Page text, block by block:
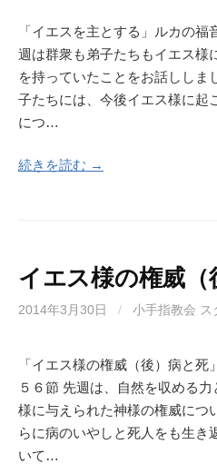
「イエスを主とする」ルカの
週は群衆も弟子たちもイエス様
を持っていたことをお話ししま
子たちには、今後イエス様に起
につ…
続きを読む →
イエス様の権威（
2014年3月30日 / 小手指教会 ス
「イエス様の権威（後）病と
５６節 先週は、自然を収める
様に与えられた神様の権威につ
らに病のいやしと死人をも生き
いて…